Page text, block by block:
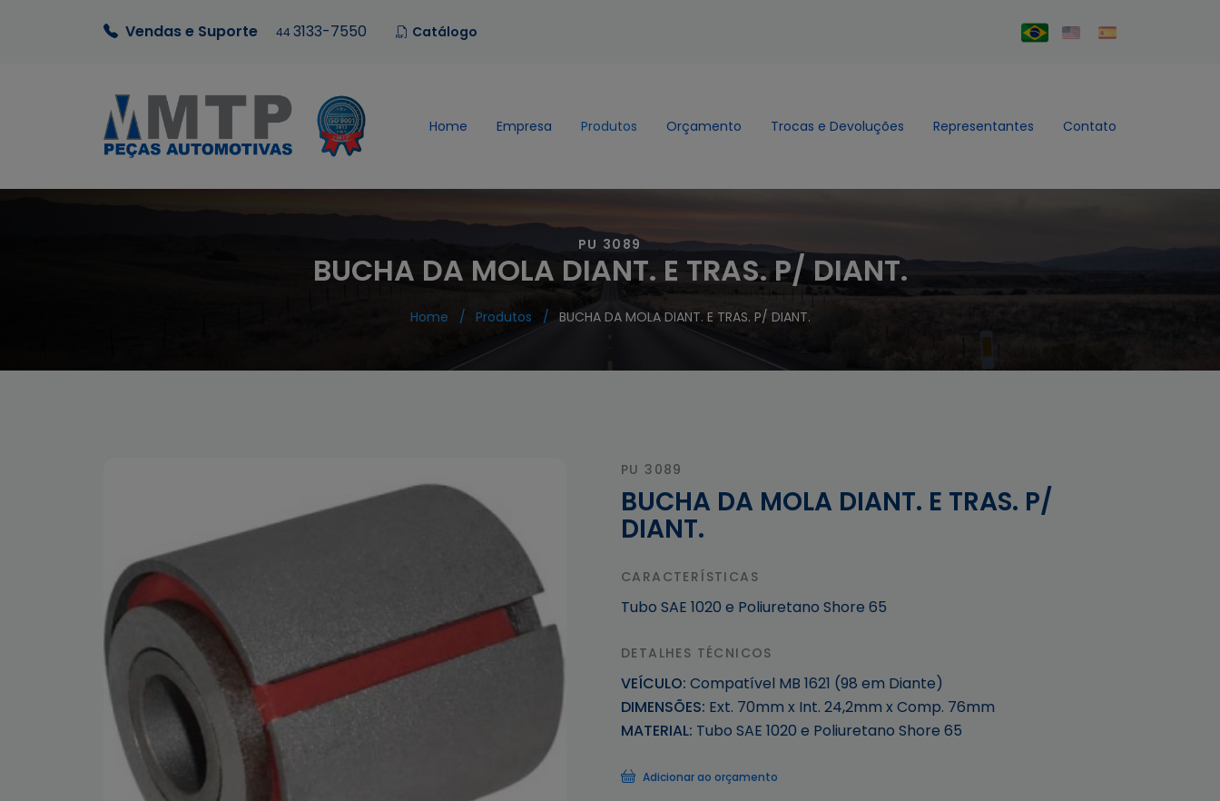
Vendas e Suporte 44 3133-7550 Catálogo
Home Empresa Produtos Orçamento Trocas e Devoluções Representantes Contato
PU 3089
BUCHA DA MOLA DIANT. E TRAS. P/ DIANT.
Home Produtos BUCHA DA MOLA DIANT. E TRAS. P/ DIANT.
PU 3089
BUCHA DA MOLA DIANT. E TRAS. P/
DIANT.
CARACTERÍSTICAS
Tubo SAE 1020 e Poliuretano Shore 65
DETALHES TÉCNICOS
VEÍCULO: Compatível MB 1621 (98 em Diante)
DIMENSÕES: Ext. 70mm x Int. 24,2mm x Comp. 76mm
MATERIAL: Tubo SAE 1020 e Poliuretano Shore 65
Adicionar ao orçamento